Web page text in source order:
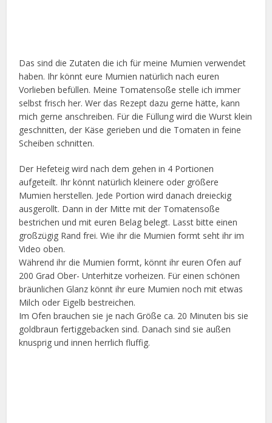
Das sind die Zutaten die ich für meine Mumien verwendet
haben. Ihr könnt eure Mumien natürlich nach euren
Vorlieben befüllen. Meine Tomatensoße stelle ich immer
selbst frisch her. Wer das Rezept dazu gerne hätte, kann
mich gerne anschreiben. Für die Füllung wird die Wurst klein
geschnitten, der Käse gerieben und die Tomaten in feine
Scheiben schnitten.
Der Hefeteig wird nach dem gehen in 4 Portionen
aufgeteilt. Ihr könnt natürlich kleinere oder größere
Mumien herstellen. Jede Portion wird danach dreieckig
ausgerollt. Dann in der Mitte mit der Tomatensoße
bestrichen und mit euren Belag belegt. Lasst bitte einen
großzügig Rand frei. Wie ihr die Mumien formt seht ihr im
Video oben.
Während ihr die Mumien formt, könnt ihr euren Ofen auf
200 Grad Ober- Unterhitze vorheizen. Für einen schönen
bräunlichen Glanz könnt ihr eure Mumien noch mit etwas
Milch oder Eigelb bestreichen.
Im Ofen brauchen sie je nach Größe ca. 20 Minuten bis sie
goldbraun fertiggebacken sind. Danach sind sie außen
knusprig und innen herrlich fluffig.